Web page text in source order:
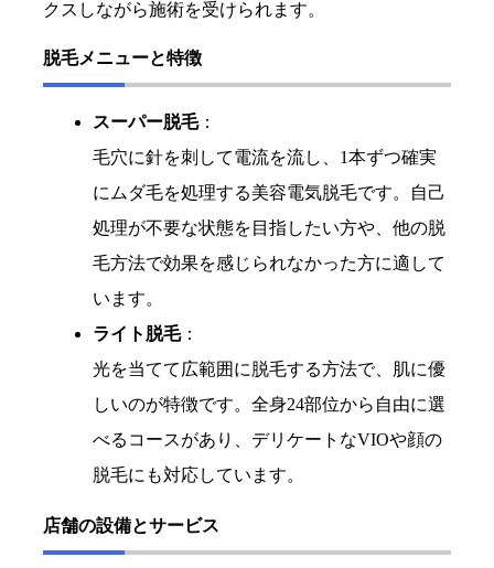
クスしながら施術を受けられます。
脱毛メニューと特徴
スーパー脱毛：
毛穴に針を刺して電流を流し、1本ずつ確実
にムダ毛を処理する美容電気脱毛です。自己
処理が不要な状態を目指したい方や、他の脱
毛方法で効果を感じられなかった方に適して
います。
ライト脱毛：
光を当てて広範囲に脱毛する方法で、肌に優
しいのが特徴です。全身24部位から自由に選
べるコースがあり、デリケートなVIOや顔の
脱毛にも対応しています。
店舗の設備とサービス